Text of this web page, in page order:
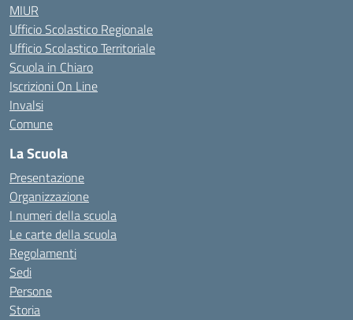
MIUR
Ufficio Scolastico Regionale
Ufficio Scolastico Territoriale
Scuola in Chiaro
Iscrizioni On Line
Invalsi
Comune
La Scuola
Presentazione
Organizzazione
I numeri della scuola
Le carte della scuola
Regolamenti
Sedi
Persone
Storia